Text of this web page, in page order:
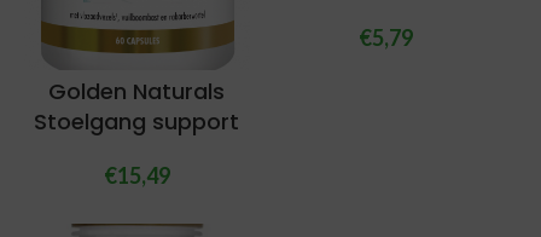
Golden Naturals
Stoelgang support
€15,49
€5,79